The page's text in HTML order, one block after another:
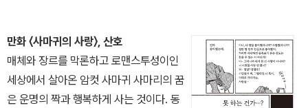
만화 〈사마귀의 사랑〉, 산호
매체와 장르를 막론하고 로맨스투성이인
세상에서 살아온 암컷 사마귀 사마리의 꿈
은 운명의 짝과 행복하게 사는 것이다. 동